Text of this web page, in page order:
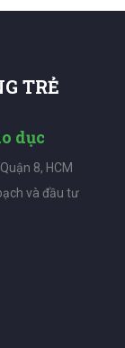
TRẺ
dục
8, HCM
và đầu tư